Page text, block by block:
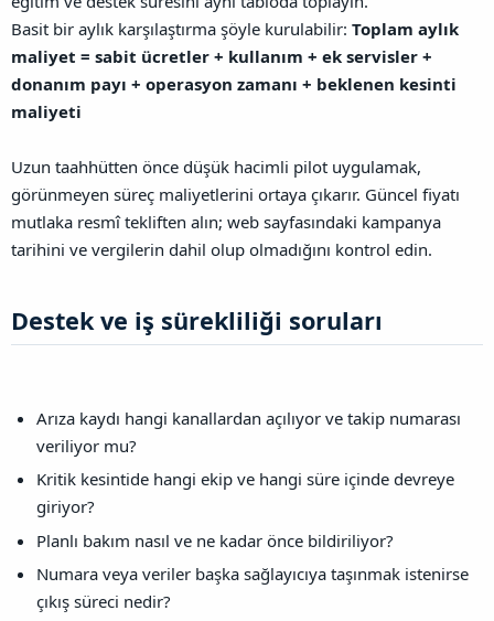
Basit bir aylık karşılaştırma şöyle kurulabilir: Toplam aylık
maliyet = sabit ücretler + kullanım + ek servisler +
donanım payı + operasyon zamanı + beklenen kesinti
maliyeti
Uzun taahhütten önce düşük hacimli pilot uygulamak,
görünmeyen süreç maliyetlerini ortaya çıkarır. Güncel fiyatı
mutlaka resmî tekliften alın; web sayfasındaki kampanya
tarihini ve vergilerin dahil olup olmadığını kontrol edin.
Destek ve iş sürekliliği soruları​
Arıza kaydı hangi kanallardan açılıyor ve takip numarası
veriliyor mu?
Kritik kesintide hangi ekip ve hangi süre içinde devreye
giriyor?
Planlı bakım nasıl ve ne kadar önce bildiriliyor?
Numara veya veriler başka sağlayıcıya taşınmak istenirse
çıkış süreci nedir?